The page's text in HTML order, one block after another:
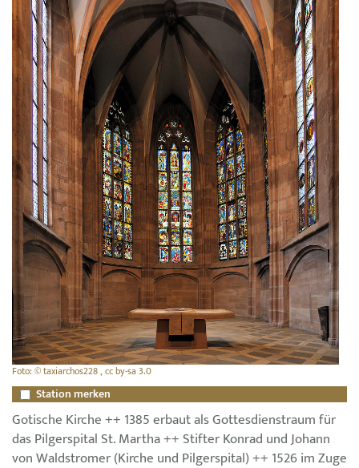
Foto: © taxiarchos228 , cc by-sa 3.0
Station merken
Gotische Kirche ++ 1385 erbaut als Gottesdienstraum für
das Pilgerspital St. Martha ++ Stifter Konrad und Johann
von Waldstromer (Kirche und Pilgerspital) ++ 1526 im Zuge